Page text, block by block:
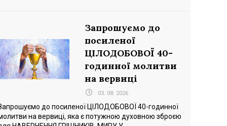
Запрошуємо до
посиленої
ЦІЛОДОБОВОЇ 40-
годинної молитви
на вервиці
03. 08. 2026
до посиленої ЦІЛОДОБОВОЇ 40-годинної
на вервиці, яка є потужною духовною зброєю